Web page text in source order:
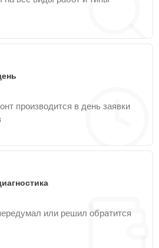
производится в день заявки
или решил обратится